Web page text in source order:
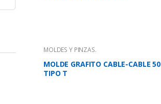
MOLDES Y PINZAS.
MOLDE GRAFITO CABLE-CABLE 50
TIPO T